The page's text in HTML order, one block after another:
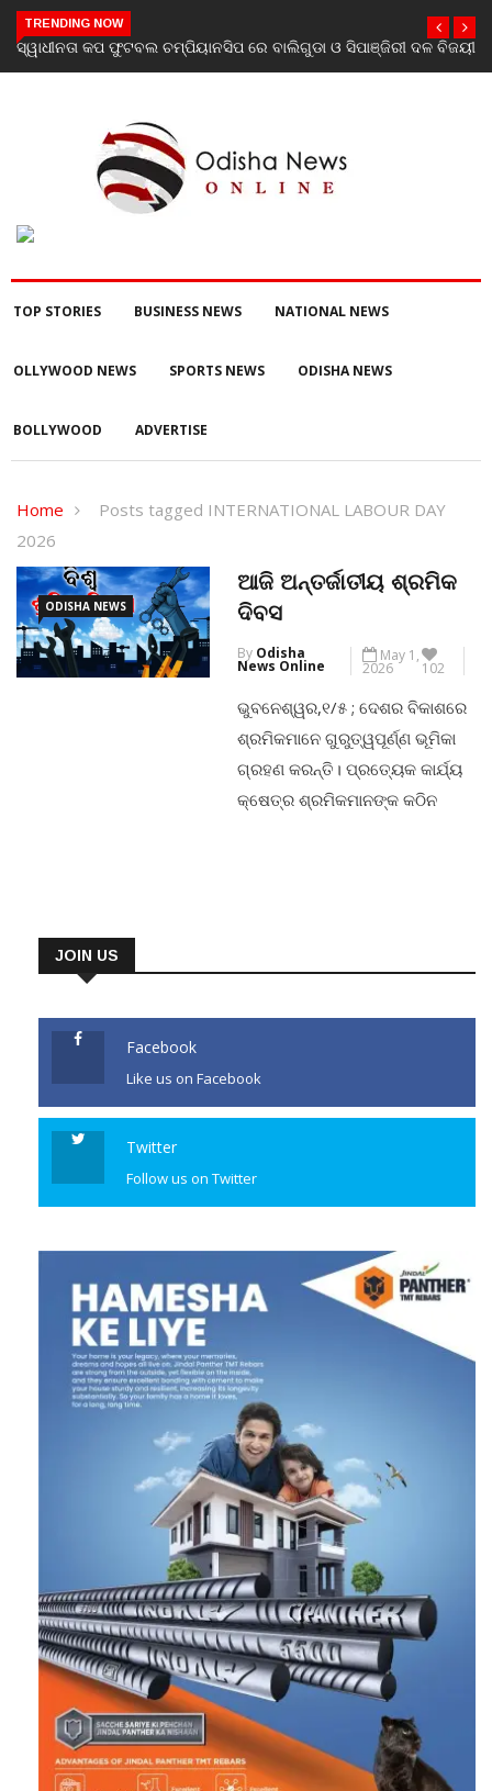
TRENDING NOW
ସ୍ୱାଧୀନତା କପ ଫୁଟବଲ ଚମ୍ପିୟାନସିପ ରେ ବାଲିଗୁଡା ଓ ସିପାଞ୍ଜିରୀ ଦଳ ବିଜୟୀ
TOP STORIES BUSINESS NEWS NATIONAL NEWS
OLLYWOOD NEWS SPORTS NEWS ODISHA NEWS
BOLLYWOOD ADVERTISE
Home
Posts tagged INTERNATIONAL LABOUR DAY
2026
ODISHA NEWS
ଆଜି ଅନ୍ତର୍ଜାତୀୟ ଶ୍ରମିକ
ଦିବସ
By Odisha
News Online
May 1,
2026 102
ଭୁବନେଶ୍ୱର,୧/୫ ; ଦେଶର ବିକାଶରେ
ଶ୍ରମିକମାନେ ଗୁରୁତ୍ୱପୂର୍ଣ୍ଣ ଭୂମିକା
ଗ୍ରହଣ କରନ୍ତି। ପ୍ରତ୍ୟେକ କାର୍ଯ୍ୟ
କ୍ଷେତ୍ର ଶ୍ରମିକମାନଙ୍କ କଠିନ
ଅଧିକାର ପାଇଁ ସ୍ୱର ଉତ୍ତୋଳନ
ମେ\’ ଏକ ତାରିଖକୁ ଶ୍ରମିକ ଦିବସ
ରୂପେ ପାଳନ
JOIN US
Facebook
Like us on Facebook
Twitter
Follow us on Twitter